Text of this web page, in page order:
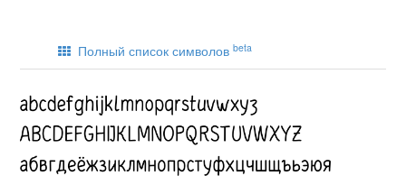
Полный список символов beta